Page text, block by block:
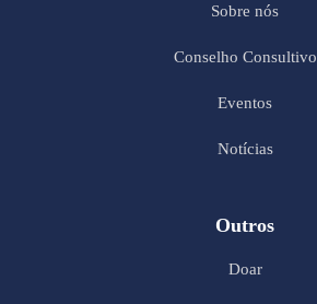
Sobre nós
Conselho Consultivo
Eventos
Notícias
Outros
Doar